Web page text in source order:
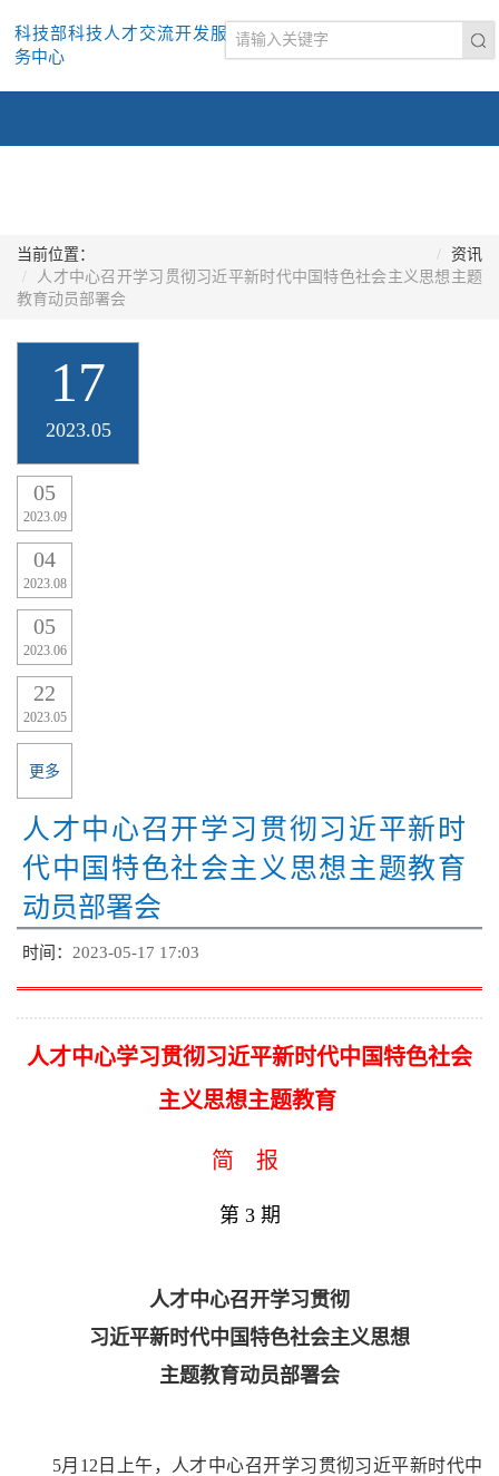
科技部科技人才交流开发服
务中心
当前位置：
资讯
人才中心召开学习贯彻习近平新时代中国特色社会主义思想主题
教育动员部署会
17
2023.05
05
2023.09
04
2023.08
05
2023.06
22
2023.05
更多
人才中心召开学习贯彻习近平新时
代中国特色社会主义思想主题教育
动员部署会
时间： 2023-05-17 17:03
人才中心学习贯彻习近平新时代中国特色社会
主义思想主题教育
简 报
第 3 期
人才中心召开学习贯彻
习近平新时代中国特色社会主义思想
主题教育动员部署会
5月12日上午，人才中心召开学习贯彻习近平新时代中